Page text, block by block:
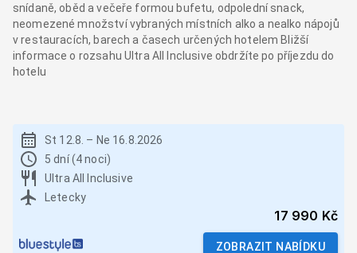
snídaně, oběd a večeře formou bufetu, odpolední snack,
neomezené množství vybraných místních alko a nealko nápojů
v restauracích, barech a časech určených hotelem Bližší
informace o rozsahu Ultra All Inclusive obdržíte po příjezdu do
hotelu
St 12.8. – Ne 16.8.2026
5 dní (4 noci)
Ultra All Inclusive
Letecky
17 990 Kč
ZOBRAZIT NABÍDKU